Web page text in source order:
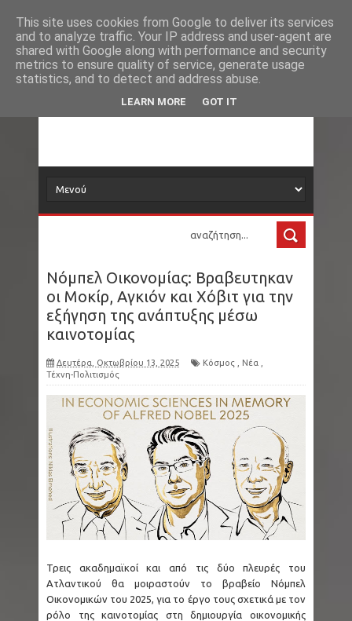
Νέα Loading...
δορυφόρος
Τα νέα όλου του κόσμου στο πιάτο σας
Νόμπελ Οικονομίας: Βραβευτηκαν
οι Μοκίρ, Αγκιόν και Χόβιτ για την
εξήγηση της ανάπτυξης μέσω
καινοτομίας
Δευτέρα, Οκτωβρίου 13, 2025 Κόσμος Νέα
Τέχνη-Πολιτισμός
Τρεις ακαδημαϊκοί και από τις δύο πλευρές του
Ατλαντικού θα μοιραστούν το βραβείο Νόμπελ
Οικονομικών του 2025, για το έργο τους σχετικά με τον
ρόλο της καινοτομίας στη δημιουργία οικονομικής
This site uses cookies from Google to deliver its services
and to analyze traffic. Your IP address and user-agent are
shared with Google along with performance and security
metrics to ensure quality of service, generate usage
statistics, and to detect and address abuse.
LEARN MORE GOT IT